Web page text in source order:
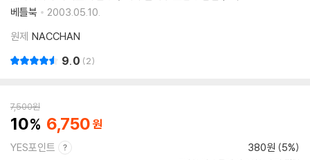
베틀북
2003.05.10.
원제 NACCHAN
9.0 2
7,500원
10 6,750
YES포인트 380원 (5%)